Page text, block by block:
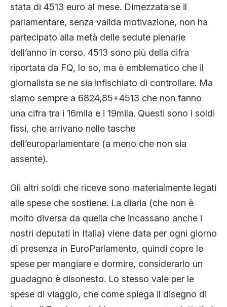
stata di 4513 euro al mese. Dimezzata se il
parlamentare, senza valida motivazione, non ha
partecipato alla metà delle sedute plenarie
dell’anno in corso. 4513 sono più della cifra
riportata da FQ, lo so, ma è emblematico che il
giornalista se ne sia infischiato di controllare. Ma
siamo sempre a 6824,85+4513 che non fanno
una cifra tra i 16mila e i 19mila. Questi sono i soldi
fissi, che arrivano nelle tasche
dell’europarlamentare (a meno che non sia
assente).
Gli altri soldi che riceve sono materialmente legati
alle spese che sostiene. La diaria (che non è
molto diversa da quella che incassano anche i
nostri deputati in Italia) viene data per ogni giorno
di presenza in EuroParlamento, quindi copre le
spese per mangiare e dormire, considerarlo un
guadagno è disonesto. Lo stesso vale per le
spese di viaggio, che come spiega il disegno di